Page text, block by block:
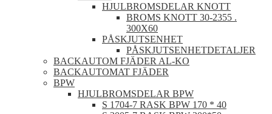
HJULBROMSDELAR KNOTT
BROMS KNOTT 30-2355 .
300X60
PÅSKJUTSENHET
PÅSKJUTSENHETDETALJER
BACKAUTOM FJÄDER AL-KO
BACKAUTOMAT FJÄDER
BPW
HJULBROMSDELAR BPW
S 1704-7 RASK BPW 170 * 40